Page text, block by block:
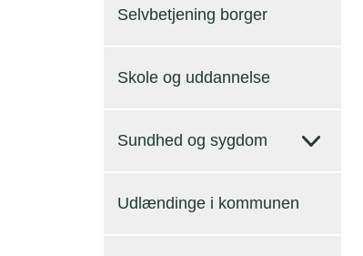
Selvbetjening borger
Skole og uddannelse
Sundhed og sygdom
Udlændinge i kommunen